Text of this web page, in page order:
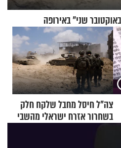
צה"ל חיסל מחבל שלקח חלק
בשחרור אזרח ישראלי מהשבי